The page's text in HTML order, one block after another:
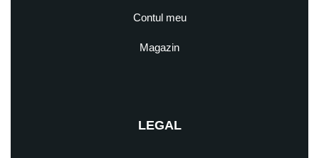
Contul meu
Magazin
LEGAL